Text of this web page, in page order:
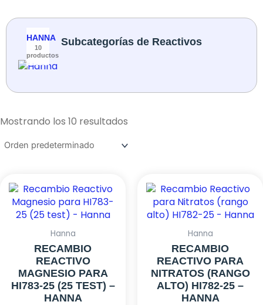
Subcategorías de Reactivos
HANNA
10
productos
Mostrando los 10 resultados
Hanna
RECAMBIO
REACTIVO
MAGNESIO PARA
HI783-25 (25 TEST) –
HANNA
Hanna
RECAMBIO
REACTIVO PARA
NITRATOS (RANGO
ALTO) HI782-25 –
HANNA